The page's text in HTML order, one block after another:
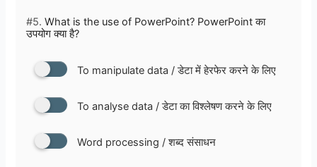
#5. What is the use of PowerPoint? PowerPoint का
उपयोग क्या है?
To manipulate data / डेटा में हेरफेर करने के लिए
To analyse data / डेटा का विश्लेषण करने के लिए
Word processing / शब्द संसाधन